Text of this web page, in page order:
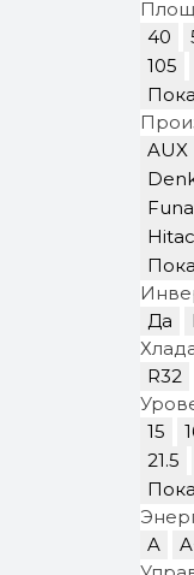
40
105
AUX
Да
R32
15
21.5
A